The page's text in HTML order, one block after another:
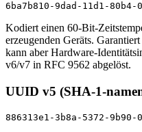
6ba7b810-9dad-11d1-80b4-
Kodiert einen 60-Bit-
erzeugenden Geräts.
kann aber Hardware-
v6/v7 in RFC 9562 abgelöst.
UUID v5 (SHA-1-
886313e1-3b8a-5372-9b90-